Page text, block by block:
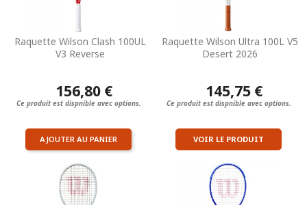
Raquette Wilson Clash 100UL
V3 Reverse
156,80 €
Ce produit est dispnible avec options.
AJOUTER AU PANIER
Raquette Wilson Ultra 100L V5
Desert 2026
145,75 €
Ce produit est dispnible avec options.
VOIR LE PRODUIT